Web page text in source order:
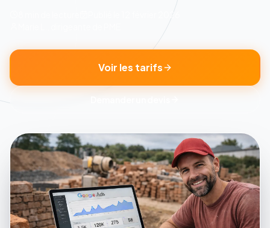
12 février 2026
Voir les tarifs